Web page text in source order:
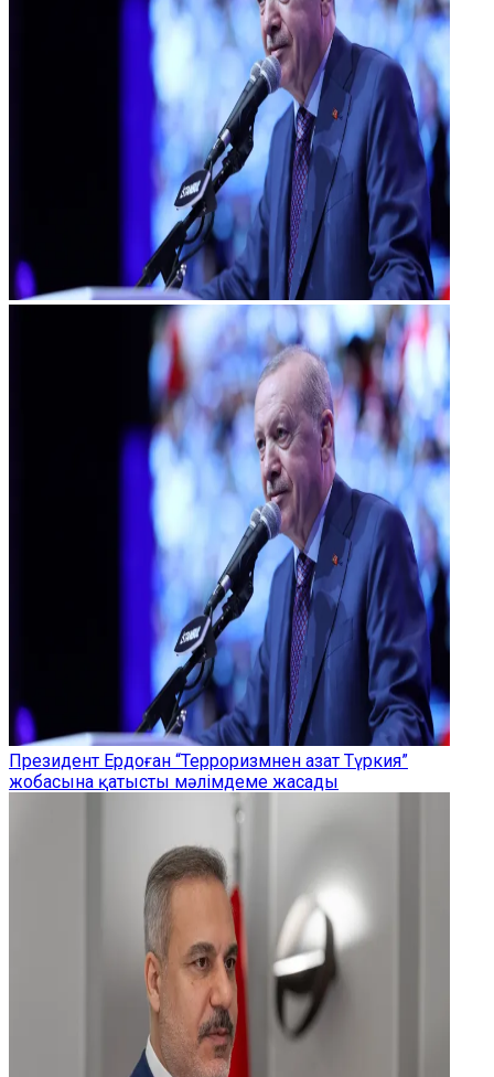
Президент Ердоған “Терроризмнен азат Түркия”
жобасына қатысты мәлімдеме жасады